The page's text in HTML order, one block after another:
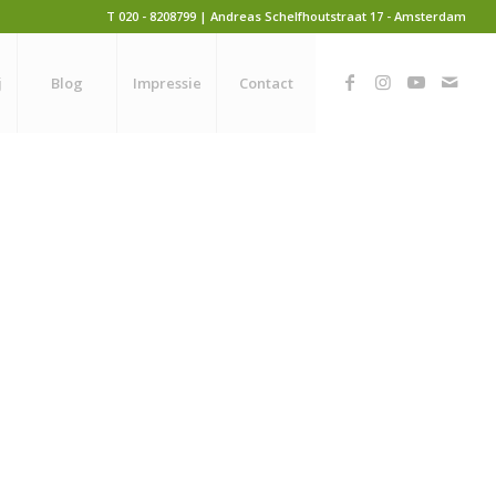
T 020 - 8208799 | Andreas Schelfhoutstraat 17 - Amsterdam
Blog Impressie Contact